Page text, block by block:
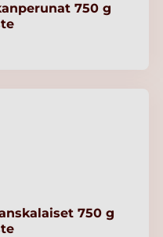
750 g
750 g